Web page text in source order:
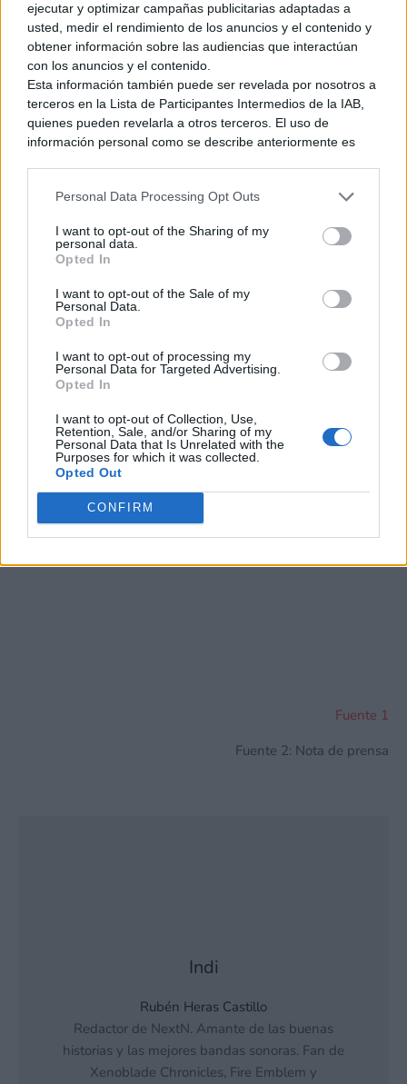
ejecutar y optimizar campañas publicitarias adaptadas a
usted, medir el rendimiento de los anuncios y el contenido y
obtener información sobre las audiencias que interactúan
con los anuncios y el contenido.
Esta información también puede ser revelada por nosotros a
terceros en la Lista de Participantes Intermedios de la IAB,
quienes pueden revelarla a otros terceros. El uso de
información personal como se describe anteriormente es
generamos contenido relevante para nuestra audiencia.
recopilación y uso de datos en nuestra Política de
Privacidad.
terceros por nuestra parte, utilice la siguiente opción de
exclusión y confirme su selección. Tenga en cuenta que
después de que se procese su solicitud de exclusión, es
posible que continúe viendo anuncios basados en intereses
basados en la información personal utilizada por nosotros o
en información personal divulgada a terceros antes de su
Puede optar por no participar en la divulgación adicional de
su información personal por parte de terceros en la Lista de
participantes intermedios de la IAB.
Personal Data Processing Opt Outs
I want to opt-out of the Sharing of my
personal data.
Opted In
I want to opt-out of the Sale of my
Personal Data.
Opted In
I want to opt-out of processing my
Personal Data for Targeted Advertising.
Opted In
I want to opt-out of Collection, Use,
Retention, Sale, and/or Sharing of my
Personal Data that Is Unrelated with the
Purposes for which it was collected.
Opted Out
CONFIRM
El director de Final Fantasy VII
Revelation cree que los streamers están
nosotros no estamos del todo de
Fuente 1
Fuente 2: Nota de prensa
Indi
Rubén Heras Castillo
Redactor de NextN. Amante de las buenas
historias y las mejores bandas sonoras. Fan de
Xenoblade Chronicles, Fire Emblem y